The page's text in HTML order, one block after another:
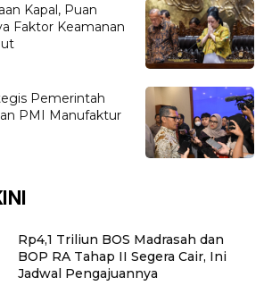
Kapal, Puan
Faktor Keamanan
Pemerintah
PMI Manufaktur
Rp4,1 Triliun BOS Madrasah dan
BOP RA Tahap II Segera Cair, Ini
Jadwal Pengajuannya